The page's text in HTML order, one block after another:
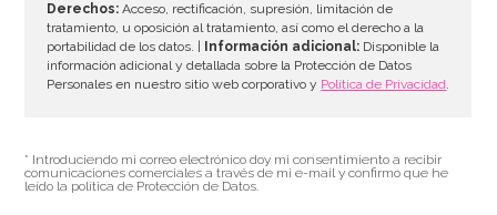
Derechos: Acceso, rectificación, supresión, limitación de
tratamiento, u oposición al tratamiento, así como el derecho a la
portabilidad de los datos. |
Información adicional: Disponible la
información adicional y detallada sobre la Protección de Datos
Personales en nuestro sitio web corporativo y Política de Privacidad.
* Introduciendo mi correo electrónico doy mi consentimiento a recibir
comunicaciones comerciales a través de mi e-mail y confirmo que he
leído la política de Protección de Datos.